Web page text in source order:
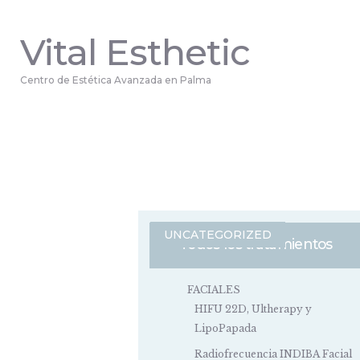
Vital Esthetic
Centro de Estética Avanzada en Palma
UNCATEGORIZED
Todos los tratamientos
FACIALES
HIFU 22D, Ultherapy y
LipoPapada
Radiofrecuencia INDIBA Facial